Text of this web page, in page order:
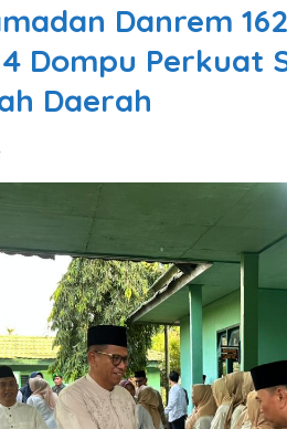
Danrem
Dompu Perkuat
Daerah